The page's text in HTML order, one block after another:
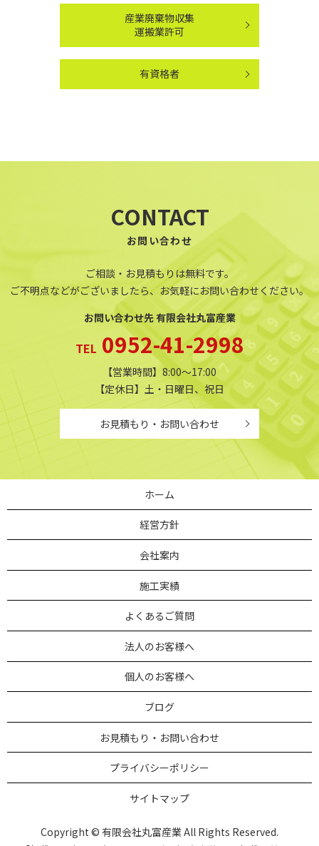
産業廃棄物収集
運搬業許可
有資格者
CONTACT
お問い合わせ
ご相談・お見積もりは無料です。
ご不明点などがございましたら、 お気軽にお問い合わせください。
お問い合わせ先 有限会社丸富産業
TEL 0952-41-2998
【営業時間】8:00～17:00
【定休日】土・日曜日、祝日
お見積もり・お問い合わせ
ホーム
経営方針
会社案内
施工実績
よくあるご質問
法人のお客様へ
個人のお客様へ
ブログ
お見積もり・お問い合わせ
プライバシーポリシー
サイトマップ
Copyright © 有限会社丸富産業 All Rights Reserved.